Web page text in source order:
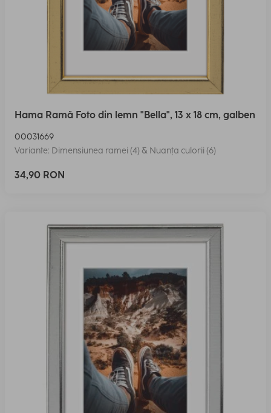
Hama Ramă Foto din lemn "Bella", 13 x 18 cm, galben
00031669
Variante: Dimensiunea ramei (4) & Nuanța culorii (6)
34,90 RON